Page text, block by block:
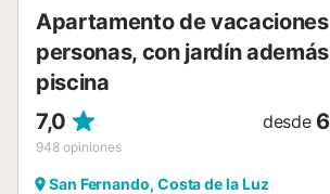
Apartamento de
personas, con jardín
piscina
7,0
948 opiniones
desde
San Fernando, Costa de la Luz